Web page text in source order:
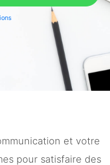
et votre
pour satisfaire des